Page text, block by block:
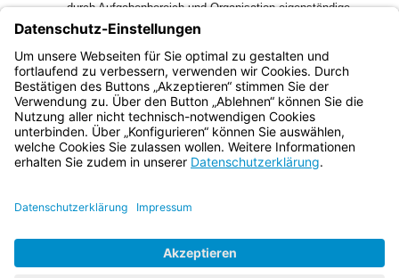
durch Aufgabenbereich und Organisation eigenständige
Nebenstellen und Teile der Dienststelle als selbstständige
Dienststellen gelten können.
Anwendung.4Art. 1 Satz 2 des BRK-Gesetzes bleibt
unberührt.
Bayern.de
BayernPortal
Impressum